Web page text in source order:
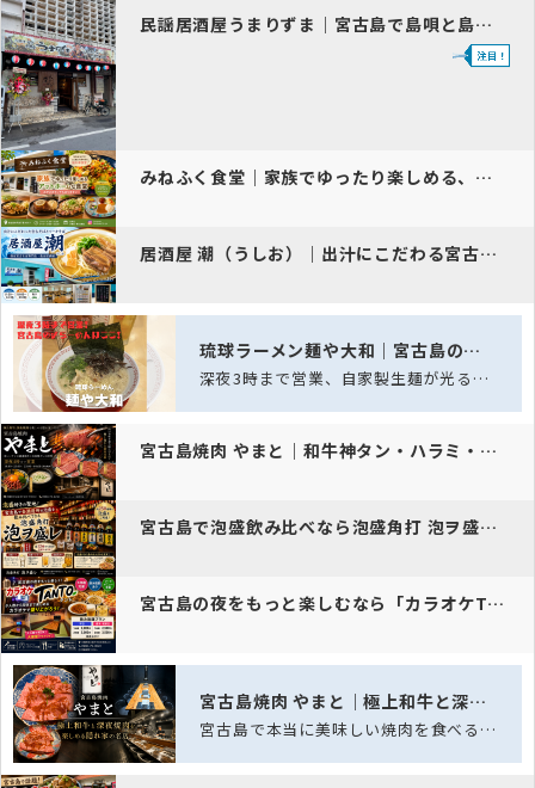
民謡居酒屋うまりずま｜宮古島で島唄と島料理の夜
みねふく食堂｜家族でゆったり楽しめる、宮古島の隠れ家食堂
居酒屋 潮（うしお）｜出汁にこだわる宮古そばとソーキそばを味わえる上…
宮古島焼肉 やまと｜和牛神タン・ハラミ・肉たくが人気の深夜営業焼肉店
宮古島で泡盛飲み比べなら泡盛角打 泡ヲ盛レ｜約250種類の泡盛が揃う…
宮古島の夜をもっと楽しむなら「カラオケTANTO」｜大部屋完備・飲み…
琉球ラーメン麺や大和｜宮古島の深夜ラーメン酒場
深夜3時まで営業、自家製生麺が光る宮古島の夜ラーメン酒場
宮古島焼肉 やまと｜極上和牛と深夜焼肉を楽しめる隠れ家の名店
宮古島で本当に美味しい焼肉を食べるなら「宮古島焼肉 やまと」。美しいサシが入った…